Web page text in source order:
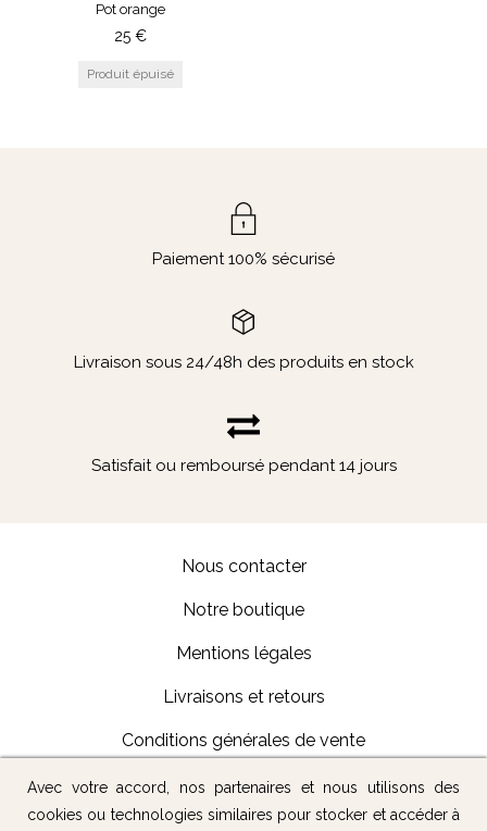
Pot orange
25 €
Paiement 100% sécurisé
Livraison sous 24/48h des produits en stock
Satisfait ou remboursé pendant 14 jours
Nous contacter
Notre boutique
Mentions légales
Livraisons et retours
Conditions générales de vente
Suivez-nous :
Avec votre accord, nos partenaires et nous utilisons des
cookies ou technologies similaires pour stocker et accéder à